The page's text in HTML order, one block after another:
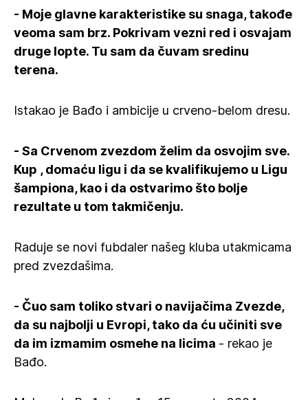
- Moje glavne karakteristike su snaga, takođe
veoma sam brz. Pokrivam vezni red i osvajam
druge lopte. Tu sam da čuvam sredinu
terena.
Istakao je Bađo i ambicije u crveno-belom dresu.
- Sa Crvenom zvezdom želim da osvojim sve.
Kup , domaću ligu i da se kvalifikujemo u Ligu
šampiona, kao i da ostvarimo što bolje
rezultate u tom takmičenju.
Raduje se novi fubdaler našeg kluba utakmicama
pred zvezdašima.
- Čuo sam toliko stvari o navijačima Zvezde,
da su najbolji u Evropi, tako da ću učiniti sve
da im izmamim osmehe na licima - rekao je
Bađo.